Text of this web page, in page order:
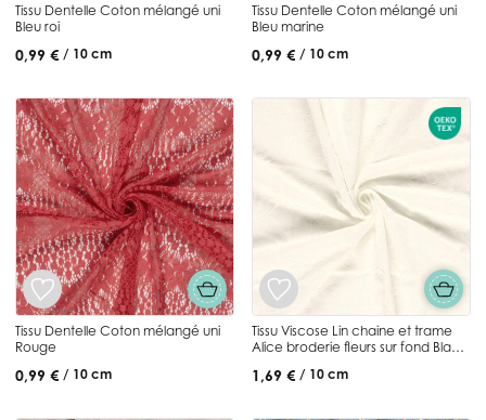
Tissu Dentelle Coton mélangé uni
Bleu roi
0,99 € / 10 cm
Tissu Dentelle Coton mélangé uni
Bleu marine
0,99 € / 10 cm
Tissu Dentelle Coton mélangé uni
Rouge
0,99 € / 10 cm
Tissu Viscose Lin chaine et trame
Alice broderie fleurs sur fond Blanc
1,69 € / 10 cm